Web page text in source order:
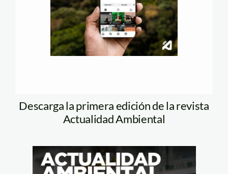
Descarga la primera edición de la revista
Actualidad Ambiental